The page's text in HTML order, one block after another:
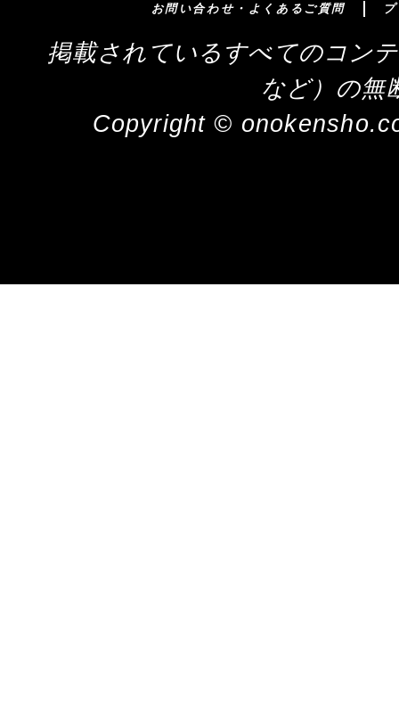
お問い合わせ・よくあるご質問
掲載されているすべてのコン
など）の無
Copyright ©